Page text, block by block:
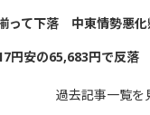
って下落 中東情勢悪
円安の65,683円で反
過去記事一覧を